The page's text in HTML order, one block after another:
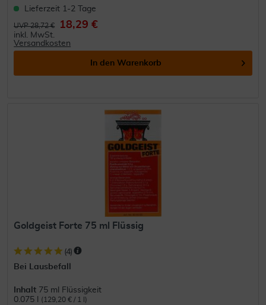
Lieferzeit 1-2 Tage
UVP 28,72 € 18,29 €
inkl. MwSt.
Versandkosten
In den Warenkorb
Goldgeist Forte 75 ml Flüssig
(4)
Bei Lausbefall
Inhalt 75 ml Flüssigkeit
0.075 l
(129,20 € / 1 l)